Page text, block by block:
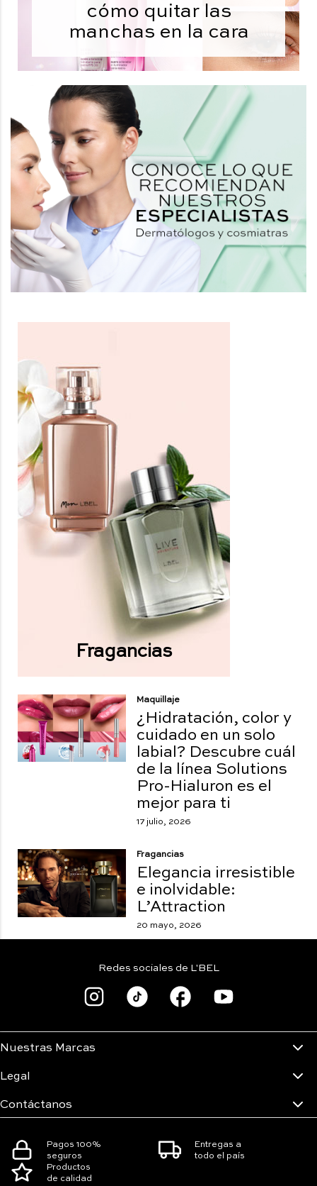
cómo quitar las
manchas en la cara
Fragancias
Maquillaje
¿Hidratación, color y
cuidado en un solo
labial? Descubre cuál
de la línea Solutions
Pro-Hialuron es el
mejor para ti
17 julio, 2026
Fragancias
Elegancia irresistible
e inolvidable:
L’Attraction
20 mayo, 2026
Nuestras Marcas
Legal
Contáctanos
Redes sociales de L'BEL
Pagos 100%
seguros
Entregas a
todo el país
Productos
de calidad